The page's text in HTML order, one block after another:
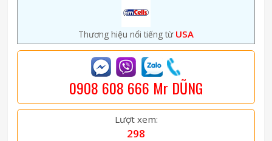
Thương hiệu nổi tiếng từ USA
0908 608 666 Mr DŨNG
Lượt xem:
298